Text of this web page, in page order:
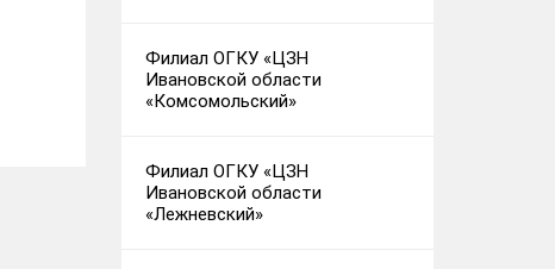
Филиал ОГКУ «ЦЗН
Ивановской области
«Комсомольский»
Филиал ОГКУ «ЦЗН
Ивановской области
«Лежневский»